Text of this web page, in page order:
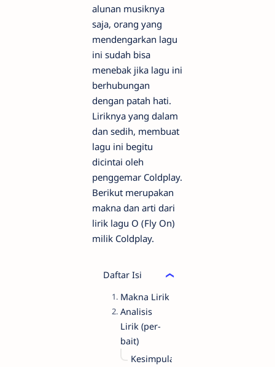
alunan musiknya
saja, orang yang
mendengarkan lagu
ini sudah bisa
menebak jika lagu ini
berhubungan
dengan patah hati.
Liriknya yang dalam
dan sedih, membuat
lagu ini begitu
dicintai oleh
penggemar Coldplay.
Berikut merupakan
makna dan arti dari
lirik lagu O (Fly On)
milik Coldplay.
Daftar Isi
Makna Lirik
Analisis
Lirik (per-
bait)
Kesimpulan